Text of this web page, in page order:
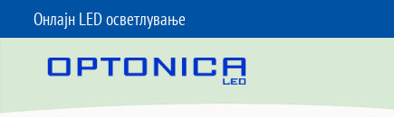
Онлајн LED осветлување